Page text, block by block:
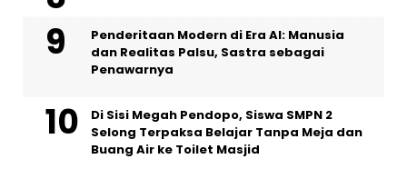
Penderitaan Modern di Era AI: Manusia
dan Realitas Palsu, Sastra sebagai
Penawarnya
Di Sisi Megah Pendopo, Siswa SMPN 2
Selong Terpaksa Belajar Tanpa Meja dan
Buang Air ke Toilet Masjid